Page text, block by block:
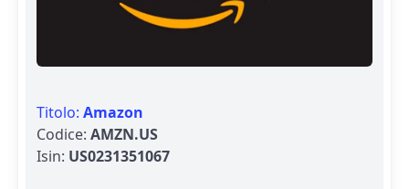
Titolo: Amazon
Codice: AMZN.US
Isin: US0231351067